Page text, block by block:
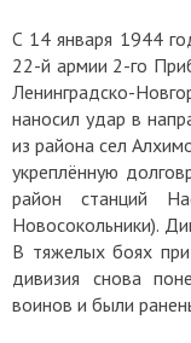
С 14 января 1944
22-й армии 2-го
Ленинградско-
наносил удар в
из района сел
укреплённую
район станций
Новосокольники).
В тяжелых боях
дивизия снова
воинов и были